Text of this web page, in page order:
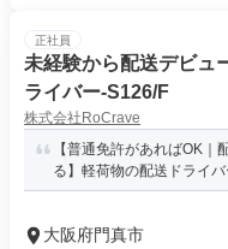
正社員
未経験から配送デビュ
ライバー-S126/F
株式会社RoCrave
【普通免許があればOK
る】軽荷物の配送ドライ
大阪府門真市